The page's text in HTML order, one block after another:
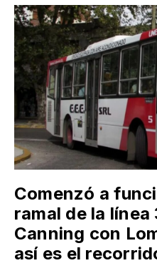
Comenzó a
ramal de la
Canning con
así es el